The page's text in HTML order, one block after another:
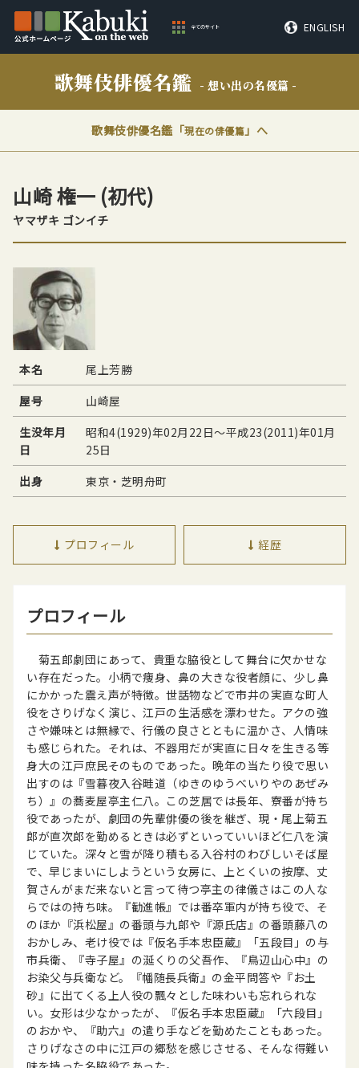
全てのサイト ENGLISH
歌舞伎俳優名鑑 - 想い出の名優篇 -
歌舞伎俳優名鑑「現在の俳優篇」へ
山崎 権一 (初代)
ヤマザキ ゴンイチ
本名
尾上芳勝
屋号
山崎屋
生没年月
日
昭和4(1929)年02月22日〜平成23(2011)年01月
25日
出身
東京・芝明舟町
プロフィール 経歴
プロフィール
菊五郎劇団にあって、貴重な脇役として舞台に欠かせな
い存在だった。小柄で痩身、鼻の大きな役者顔に、少し鼻
にかかった震え声が特徴。世話物などで市井の実直な町人
役をさりげなく演じ、江戸の生活感を漂わせた。アクの強
さや嫌味とは無縁で、行儀の良さとともに温かさ、人情味
も感じられた。それは、不器用だが実直に日々を生きる等
身大の江戸庶民そのものであった。晩年の当たり役で思い
出すのは『雪暮夜入谷畦道（ゆきのゆうべいりやのあぜみ
ち）』の蕎麦屋亭主仁八。この芝居では長年、寮番が持ち
役であったが、劇団の先輩俳優の後を継ぎ、現・尾上菊五
郎が直次郎を勤めるときは必ずといっていいほど仁八を演
じていた。深々と雪が降り積もる入谷村のわびしいそば屋
で、早じまいにしようという女房に、上とくいの按摩、丈
賀さんがまだ来ないと言って待つ亭主の律儀さはこの人な
らではの持ち味。『勧進帳』では番卒軍内が持ち役で、そ
のほか『浜松屋』の番頭与九郎や『源氏店』の番頭藤八の
おかしみ、老け役では『仮名手本忠臣蔵』「五段目」の与
市兵衛、『寺子屋』の涎くりの父吾作、『鳥辺山心中』の
お染父与兵衛など。『幡随長兵衛』の金平問答や『お土
砂』に出てくる上人役の飄々とした味わいも忘れられな
い。女形は少なかったが、『仮名手本忠臣蔵』「六段目」
のおかや、『助六』の遣り手などを勤めたこともあった。
さりげなさの中に江戸の郷愁を感じさせる、そんな得難い